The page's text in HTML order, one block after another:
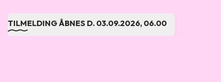
TILMELDING ÅBNES D. 03.09.2026, 06.00